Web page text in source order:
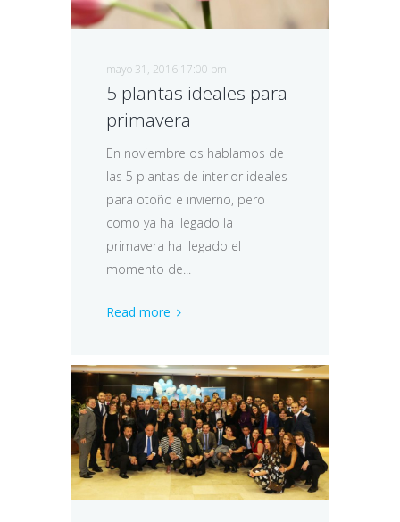
mayo 31, 2016 17:00 pm
5 plantas ideales para
primavera
En noviembre os hablamos de
las 5 plantas de interior ideales
para otoño e invierno, pero
como ya ha llegado la
primavera ha llegado el
momento de...
Read more